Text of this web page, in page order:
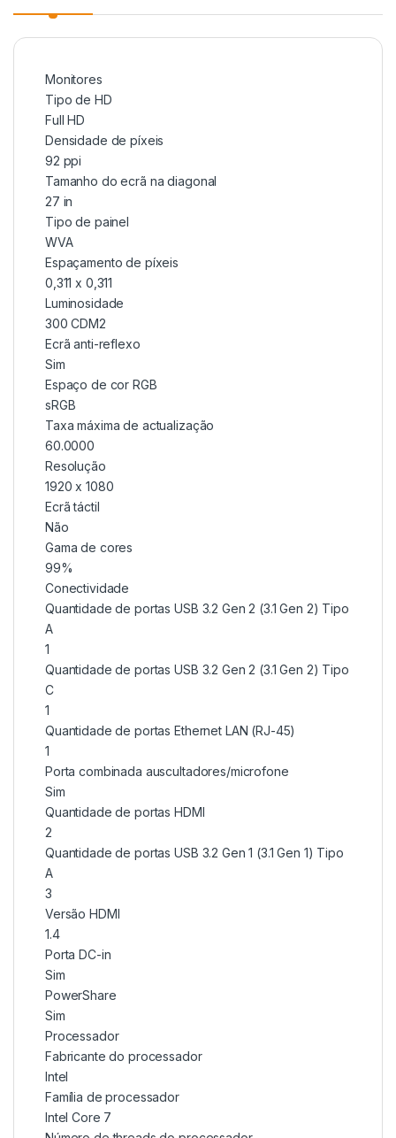
Monitores
Tipo de HD
Full HD
Densidade de píxeis
92 ppi
Tamanho do ecrã na diagonal
27 in
Tipo de painel
WVA
Espaçamento de píxeis
0,311 x 0,311
Luminosidade
300 CDM2
Ecrã anti-reflexo
Sim
Espaço de cor RGB
sRGB
Taxa máxima de actualização
60.0000
Resolução
1920 x 1080
Ecrã táctil
Não
Gama de cores
99%
Conectividade
Quantidade de portas USB 3.2 Gen 2 (3.1 Gen 2) Tipo
A
1
Quantidade de portas USB 3.2 Gen 2 (3.1 Gen 2) Tipo
C
1
Quantidade de portas Ethernet LAN (RJ-45)
1
Porta combinada auscultadores/microfone
Sim
Quantidade de portas HDMI
2
Quantidade de portas USB 3.2 Gen 1 (3.1 Gen 1) Tipo
A
3
Versão HDMI
1.4
Porta DC-in
Sim
PowerShare
Sim
Processador
Fabricante do processador
Intel
Família de processador
Intel Core 7